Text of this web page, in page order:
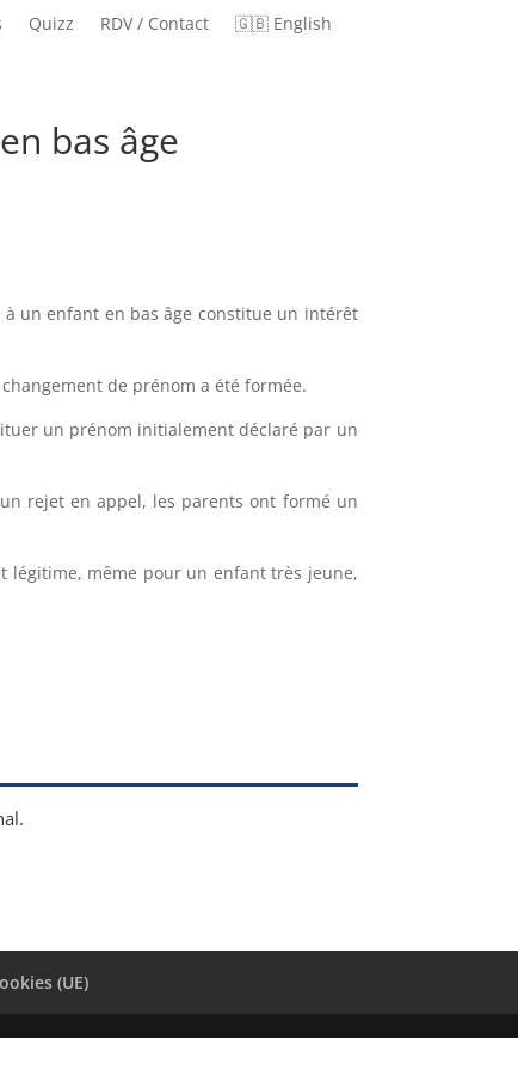
Quizz RDV / Contact 🇬🇧 English
bas âge
à un enfant en bas âge constitue un intérêt
de prénom a été formée.
un prénom initialement déclaré par un
rejet en appel, les parents ont formé un
légitime, même pour un enfant très jeune,
(UE)